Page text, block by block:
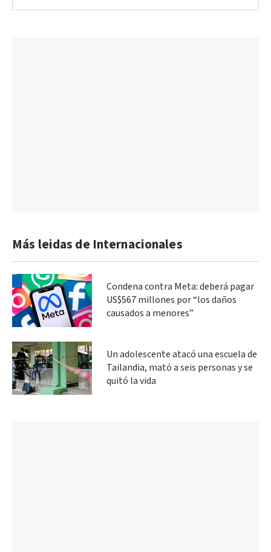
Más leidas de Internacionales
Condena contra Meta: deberá pagar
US$567 millones por “los daños
causados a menores”
Un adolescente atacó una escuela de
Tailandia, mató a seis personas y se
quitó la vida